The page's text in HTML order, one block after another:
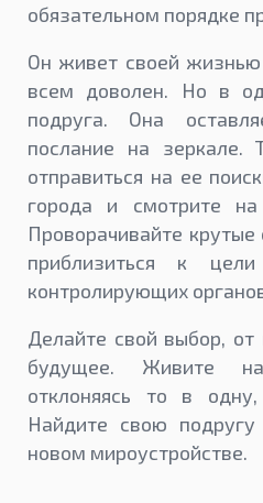
обязательном порядке
Он живет своей
всем доволен. Но в
подруга. Она
послание на зеркале.
отправиться на ее
города и смотрите
Проворачивайте
приблизиться к
контролирующих
Делайте свой выбор, от
будущее. Живите
отклоняясь то в
Найдите свою
новом мироустройстве.